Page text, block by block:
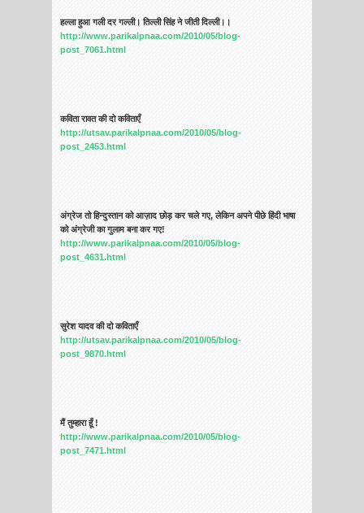
हल्ला हुआ गली दर गल्ली। तिल्ली सिंह ने जीती दिल्ली।।
http://www.parikalpnaa.com/2010/05/blog-
post_7061.html
कविता रावत की दो कविताएँ
http://utsav.parikalpnaa.com/2010/05/blog-
post_2453.html
अंग्रेज तो हिन्दुस्तान को आज़ाद छोड़ कर चले गए, लेकिन अपने पीछे हिंदी भाषा
को अंग्रेजी का गुलाम बना कर गए!
http://www.parikalpnaa.com/2010/05/blog-
post_4631.html
सुरेश यादव की दो कविताएँ
http://utsav.parikalpnaa.com/2010/05/blog-
post_9870.html
मैं तुम्हारा हूँ !
http://www.parikalpnaa.com/2010/05/blog-
post_7471.html